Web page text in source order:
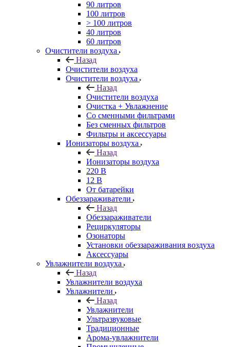
90 литров
100 литров
> 100 литров
40 литров
60 литров
Очистители воздуха
Назад
Очистители воздуха
Очистители воздуха
Назад
Очистители воздуха
Очистка + Увлажнение
Cо сменными фильтрами
Без сменных фильтров
Фильтры и аксессуары
Ионизаторы воздуха
Назад
Ионизаторы воздуха
220 В
12 В
От батарейки
Обеззараживатели
Назад
Обеззараживатели
Рециркуляторы
Озонаторы
Установки обеззараживания воздуха
Аксессуары
Увлажнители воздуха
Назад
Увлажнители воздуха
Увлажнители
Назад
Увлажнители
Ультразвуковые
Традиционные
Арома-увлажнители